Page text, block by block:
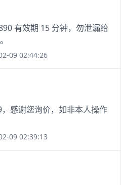
有效期 15 分钟，勿泄漏给
09 02:44:26
，感谢您询价，如非本人操作
09 02:39:13